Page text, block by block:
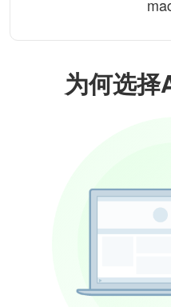
为何选择